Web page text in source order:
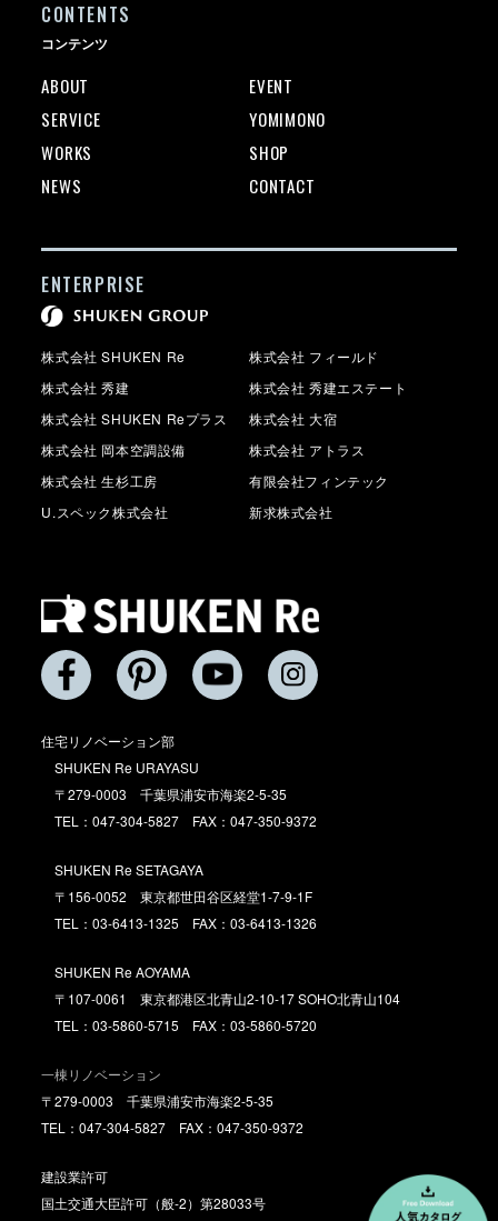
#ネコのいる暮らし
#クッションフロア
#フロアタイル
#シート
住宅リノベーション部
SHUKEN Re URAYASU
〒279-0003 千葉県浦安市海楽2-5-35
TEL：047-304-5827 FAX：047-350-9372
SHUKEN Re SETAGAYA
〒156-0052 東京都世田谷区経堂1-7-9-1F
TEL：03-6413-1325 FAX：03-6413-1326
SHUKEN Re AOYAMA
〒107-0061 東京都港区北青山2-10-17 SOHO北青山104
TEL：03-5860-5715 FAX：03-5860-5720
一棟リノベーション
〒279-0003 千葉県浦安市海楽2-5-35
TEL：047-304-5827 FAX：047-350-9372
建設業許可
国土交通大臣許可（般-2）第28033号
CONTENTS
コンテンツ
ABOUT
EVENT
SERVICE
YOMIMONO
WORKS
SHOP
NEWS
CONTACT
ENTERPRISE
株式会社 SHUKEN Re
株式会社 フィールド
株式会社 秀建
株式会社 秀建エステート
株式会社 SHUKEN Reプラス
株式会社 大宿
株式会社 岡本空調設備
株式会社 アトラス
株式会社 生杉工房
有限会社フィンテック
U.スペック株式会社
新求株式会社